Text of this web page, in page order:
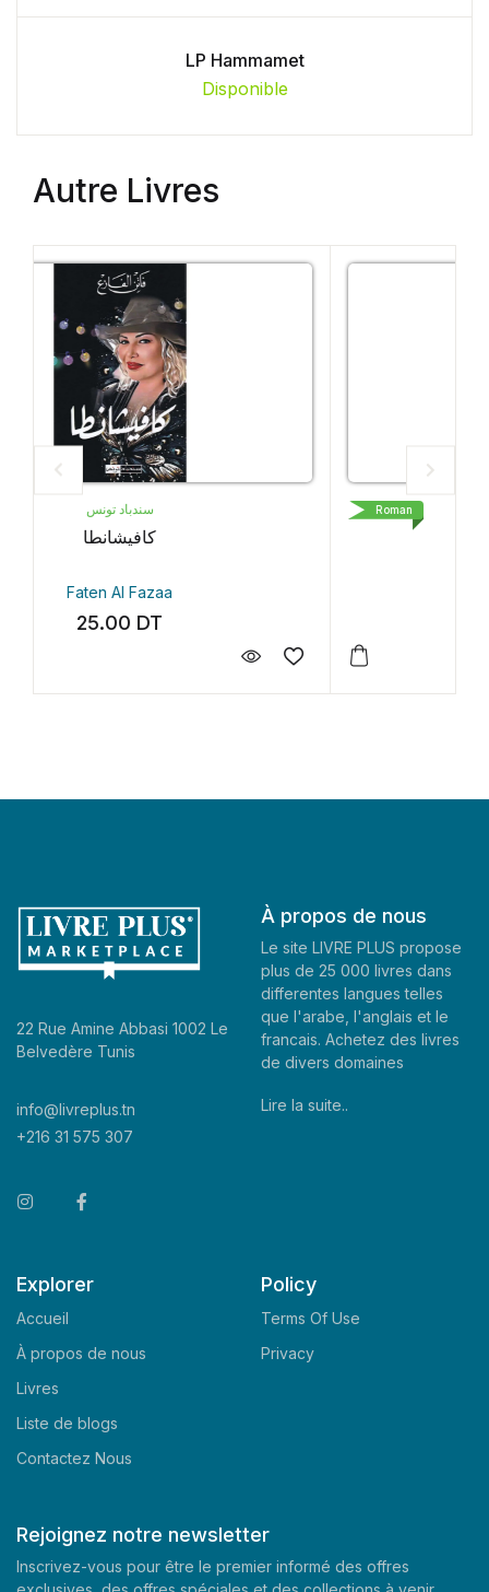
LP Hammamet
Disponible
Autre Livres
Roman
22 Rue Amine Abbasi 1002 Le
Belvedère Tunis
info@livreplus.tn
+216 31 575 307
À propos de nous
Le site LIVRE PLUS propose
plus de 25 000 livres dans
differentes langues telles
que l'arabe, l'anglais et le
francais. Achetez des livres
de divers domaines
Lire la suite..
Explorer
Accueil
À propos de nous
Livres
Liste de blogs
Contactez Nous
Policy
Terms Of Use
Privacy
Rejoignez notre newsletter
Inscrivez-vous pour être le premier informé des offres